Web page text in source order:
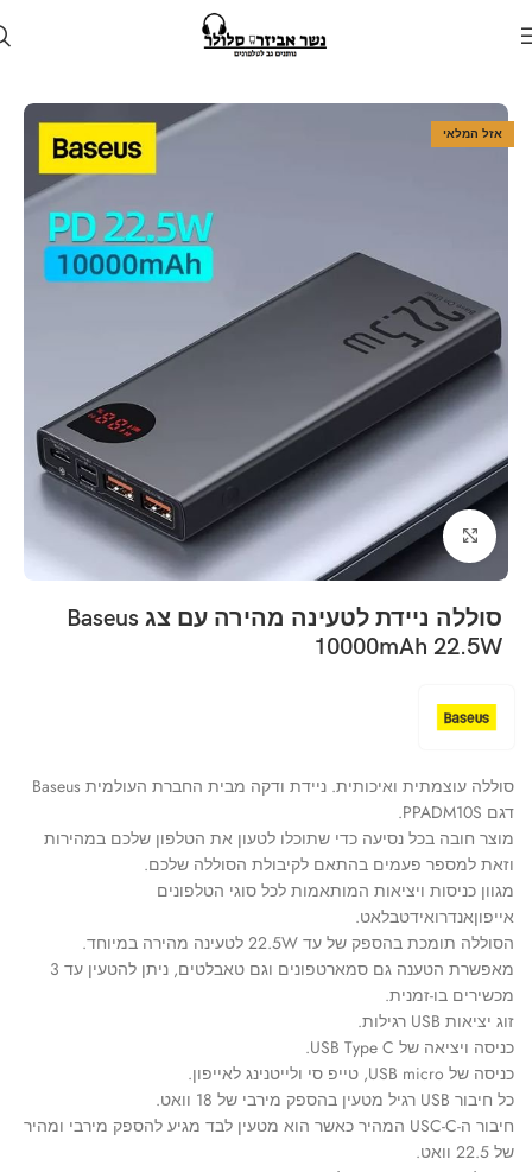
מטען נייד
אזל המלאי
Click to enlarge
סוללה ניידת לטעינה מהירה עם צג Baseus
10000mAh 22.5W
סוללה עוצמתית ואיכותית. ניידת ודקה מבית החברת העולמית Baseus
דגם PPADM10S.
מוצר חובה בכל נסיעה כדי שתוכלו לטעון את הטלפון שלכם במהירות
וזאת למספר פעמים בהתאם לקיבולת הסוללה שלכם.
מגוון כניסות ויציאות המותאמות לכל סוגי הטלפונים
אייפוןאנדרואידטבלאט.
הסוללה תומכת בהספק של עד 22.5W לטעינה מהירה במיוחד.
מאפשרת הטענה גם סמארטפונים וגם טאבלטים, ניתן להטעין עד 3
מכשירים בו-זמנית.
זוג יציאות USB רגילות.
כניסה ויציאה של USB Type C.
כניסה של USB micro, טייפ סי ולייטנינג לאייפון.
כל חיבור USB רגיל מטעין בהספק מירבי של 18 וואט.
חיבור ה-USC-C המהיר כאשר הוא מטעין לבד מגיע להספק מירבי ומהיר
של 22.5 וואט.